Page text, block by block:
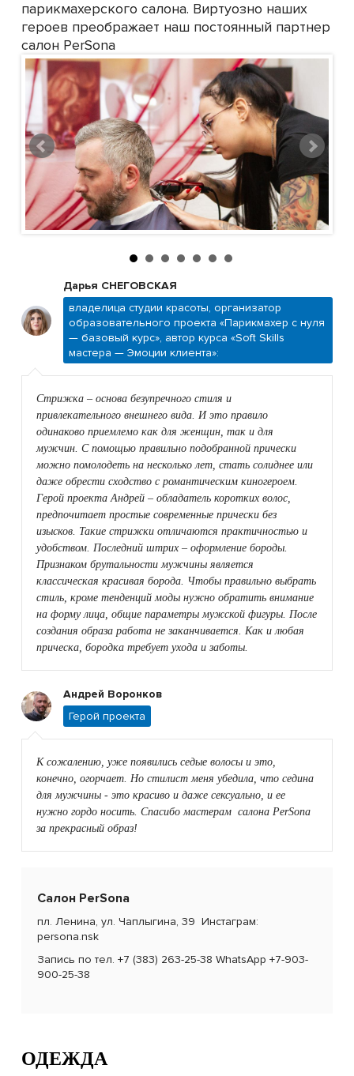
парикмахерского салона. Виртуозно наших
героев преображает наш постоянный партнер
салон PerSona
Дарья СНЕГОВСКАЯ
владелица студии красоты, организатор
образовательного проекта «Парикмахер с нуля
— базовый курс», автор курса «Soft Skills
мастера — Эмоции клиента»:
Стрижка – основа безупречного стиля и
привлекательного внешнего вида. И это правило
одинаково приемлемо как для женщин, так и для
мужчин. С помощью правильно подобранной прически
можно помолодеть на несколько лет, стать солиднее или
даже обрести сходство с романтическим киногероем.
Герой проекта Андрей – обладатель коротких волос,
предпочитает простые современные прически без
изысков. Такие стрижки отличаются практичностью и
удобством. Последний штрих – оформление бороды.
Признаком брутальности мужчины является
классическая красивая борода. Чтобы правильно выбрать
стиль, кроме тенденций моды нужно обратить внимание
на форму лица, общие параметры мужской фигуры. После
создания образа работа не заканчивается. Как и любая
прическа, бородка требует ухода и заботы.
Андрей Воронков
Герой проекта
К сожалению, уже появились седые волосы и это,
конечно, огорчает. Но стилист меня убедила, что седина
для мужчины - это красиво и даже сексуально, и ее
нужно гордо носить. Спасибо мастерам салона PerSona
за прекрасный образ!
Салон PerSona
пл. Ленина, ул. Чаплыгина, 39 Инстаграм:
persona.nsk
Запись по тел. +7 (383) 263-25-38 WhatsApp +7-903-
900-25-38
ОДЕЖДА